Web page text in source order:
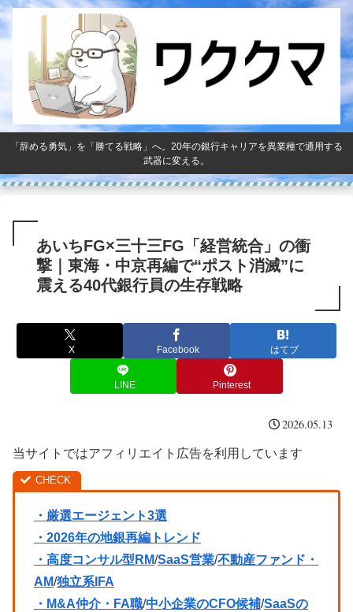
「辞める勇気」を「勝てる戦略」へ。20年の銀行キャリアを異業種で通用する
武器に変える。
あいちFG×三十三FG「経営統合」の衝
撃｜東海・中京再編で“ポスト消滅”に
震える40代銀行員の生存戦略
X Facebook はてブ
LINE Pinterest
2026.05.13
当サイトではアフィリエイト広告を利用しています
・厳選エージェント3選
・2026年の地銀再編トレンド
・高度コンサル型RM/SaaS営業/不動産ファンド・
AM/独立系IFA
・M&A仲介・FA職/中小企業のCFO候補/SaaSの